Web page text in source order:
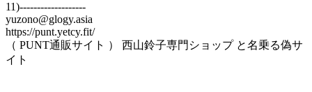
11)-------------------
yuzono@glogy.asia
https://punt.yetcy.fit/
（ PUNT通販サイト ） 西山鈴子専門ショップ と名乗る偽サ
イト